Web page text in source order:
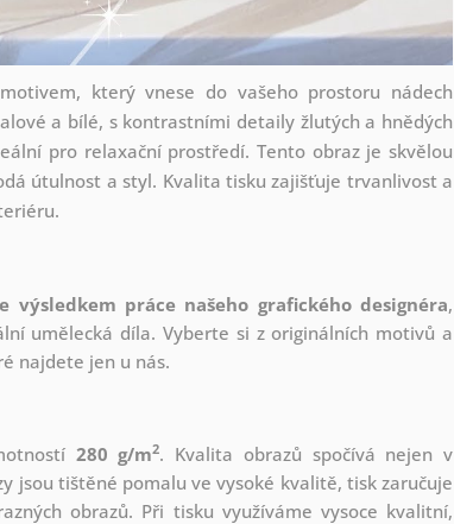
který vnese do vašeho prostoru nádech
a bílé, s kontrastními detaily žlutých a hnědých
pro relaxační prostředí. Tento obraz je skvělou
útulnost a styl. Kvalita tisku zajišťuje trvanlivost a
výsledkem práce našeho grafického designéra,
umělecká díla. Vyberte si z originálních motivů a
najdete jen u nás.
280 g/m2. Kvalita obrazů spočívá nejen v
jsou tištěné pomalu ve vysoké kvalitě, tisk zaručuje
obrazů. Při tisku využíváme vysoce kvalitní,